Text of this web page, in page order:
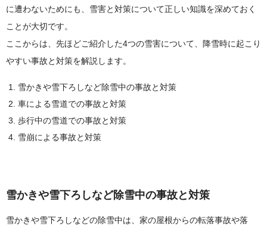
に遭わないためにも、雪害と対策について正しい知識を深めておく
ことが大切です。
ここからは、先ほどご紹介した4つの雪害について、降雪時に起こり
やすい事故と対策を解説します。
雪かきや雪下ろしなど除雪中の事故と対策
車による雪道での事故と対策
歩行中の雪道での事故と対策
雪崩による事故と対策
雪かきや雪下ろしなど除雪中の事故と対策
雪かきや雪下ろしなどの除雪中は、家の屋根からの転落事故や落